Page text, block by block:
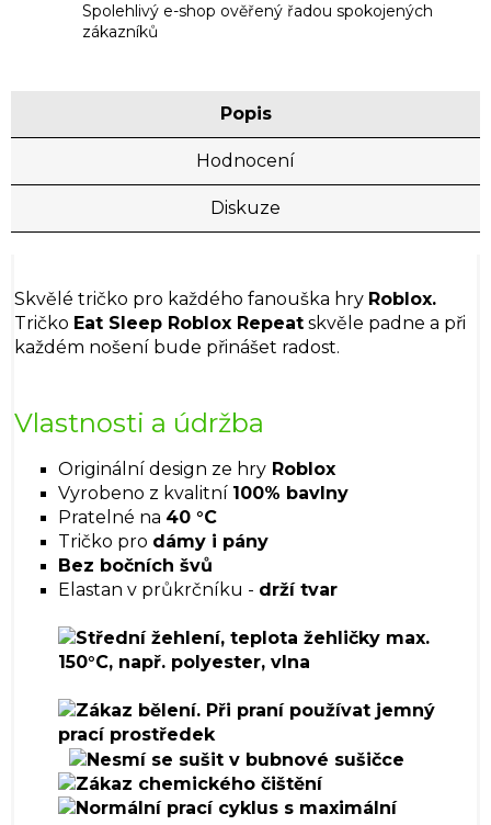
Spolehlivý e-shop ověřený řadou spokojených
zákazníků
Popis
Hodnocení
Diskuze
Skvělé tričko pro každého fanouška hry Roblox.
Tričko Eat Sleep Roblox Repeat skvěle padne a při
každém nošení bude přinášet radost.
Vlastnosti a údržba
Originální design ze hry Roblox
Vyrobeno z kvalitní 100% bavlny
Pratelné na 40 °C
Tričko pro dámy i pány
Bez bočních švů
Elastan v průkrčníku - drží tvar